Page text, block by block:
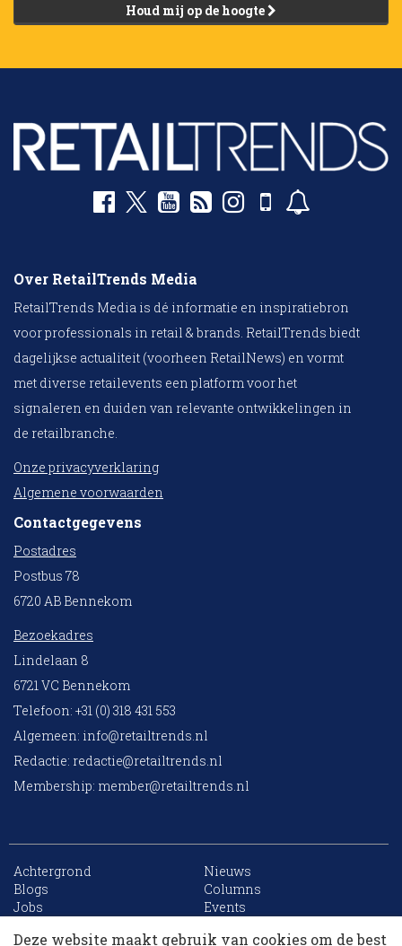
Houd mij op de hoogte
Over RetailTrends Media
RetailTrends Media is dé informatie en inspiratiebron
voor professionals in retail & brands. RetailTrends biedt
dagelijkse actualiteit (voorheen RetailNews) en vormt
met diverse retailevents een platform voor het
signaleren en duiden van relevante ontwikkelingen in
de retailbranche.
Onze privacyverklaring
Algemene voorwaarden
Contactgegevens
Postadres
Postbus 78
6720 AB Bennekom
Bezoekadres
Lindelaan 8
6721 VC Bennekom
Telefoon: +31 (0) 318 431 553
Algemeen: info@retailtrends.nl
Redactie: redactie@retailtrends.nl
Membership: member@retailtrends.nl
Achtergrond
Nieuws
Blogs
Columns
Jobs
Events
Deze website maakt gebruik van cookies om de best
10 collega’s